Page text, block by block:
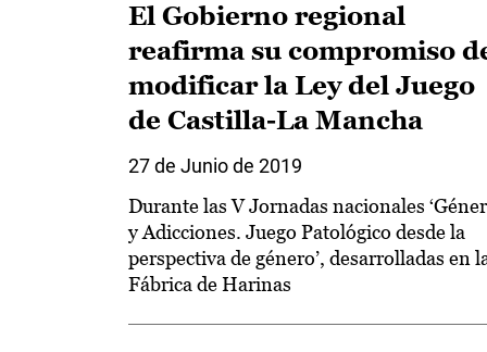
El Gobierno regional
reafirma su compromiso
modificar la Ley del Juego
de Castilla-La Mancha
27 de Junio de 2019
Durante las V Jornadas nacionales
y Adicciones. Juego Patológico desde la
perspectiva de género’, desarrolladas en
Fábrica de Harinas